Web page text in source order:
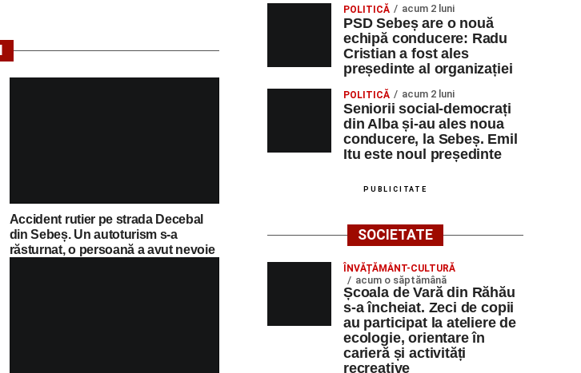
Accident rutier pe strada Decebal
din Sebeș. Un autoturism s-a
răsturnat, o persoană a avut nevoie
POLITICĂ acum 2 luni
PSD Sebeș are o nouă
echipă conducere: Radu
Cristian a fost ales
președinte al organizației
POLITICĂ acum 2 luni
Seniorii social-democrați
din Alba și-au ales noua
conducere, la Sebeș. Emil
Itu este noul președinte
PUBLICITATE
SOCIETATE
ÎNVĂȚĂMÂNT-CULTURĂ
acum o săptămână
Școala de Vară din Răhău
s-a încheiat. Zeci de copii
au participat la ateliere de
ecologie, orientare în
carieră și activități
recreative